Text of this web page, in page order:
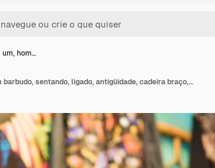
um, hom…
Retrato, de, um, homem barbudo, sentando, ligado, antigüidade, cadeira braço, olhar revista, em, loja roupa